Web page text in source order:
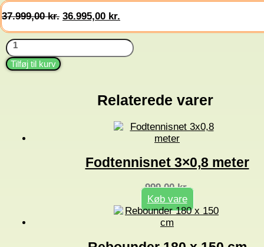
37.999,00kr. Den
pris
37.999,00 kr..
36.995,00 kr.
pris
er:
36.995,00 kr..
Panna
bane
-
inkl.
Tilføj til kurv
Relaterede varer
Fodtennisnet 3×0,8 meter
999,00kr.
Køb vare